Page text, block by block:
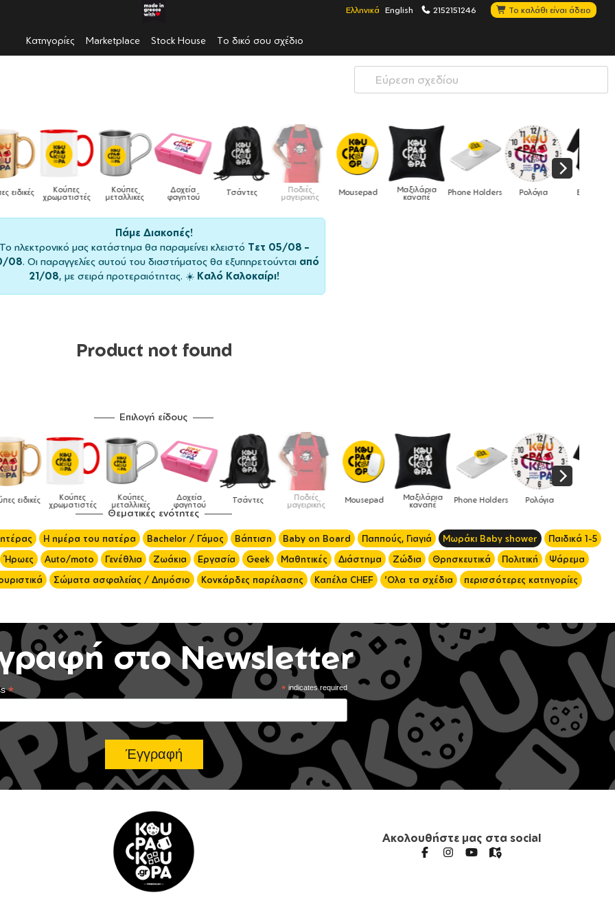
Ελληνικά English 2152151246 Το καλάθι είναι άδειο
Κατηγορίες Marketplace Stock House Το δικό σου σχέδιο
Κούπες
χρωματιστές
Κούπες
μεταλλικές
Δοχεία
φαγητού Τσάντες Ποδιές
μαγειρικής Mousepad Μαξιλάρια
καναπέ Phone Holders Ρολόγια Βρεφικά
Πάμε Διακοπές!
Το ηλεκτρονικό μας κατάστημα θα παραμείνει κλειστό Τετ 05/08 –
08. Οι παραγγελίες αυτού του διαστήματος θα εξυπηρετούνται από
21/08, με σειρά προτεραιότητας. ☀️ Καλό Καλοκαίρι!
Product not found
Επιλογή είδους
Κούπες
χρωματιστές
Κούπες
μεταλλικές
Δοχεία
φαγητού Τσάντες Ποδιές
μαγειρικής Mousepad Μαξιλάρια
καναπέ Phone Holders Ρολόγια
Θεματικές ενότητες
Η ημέρα του πατέρα Bachelor / Γάμος Βάπτιση Baby on Board Παππούς, Γιαγιά Μωράκι Baby shower
Παιδικά 1-5
Ήρωες Auto/moto Γενέθλια Ζωάκια Εργασία Geek Μαθητικές Διάστημα Ζώδια Θρησκευτικά Πολιτική
Ψάρεμα
Σώματα ασφαλείας / Δημόσιο Κονκάρδες παρέλασης Καπέλα CHEF 'Ολα τα σχέδια περισσότερες κατηγορίες
στο Newsletter
*indicates required
*
Ακολουθήστε μας στα social